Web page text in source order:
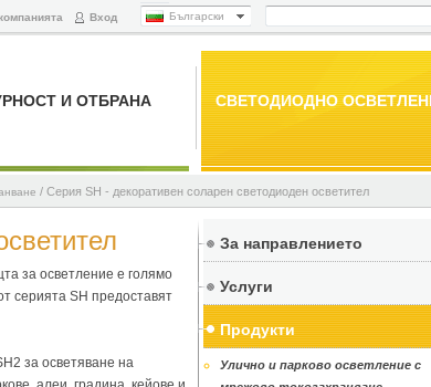
Вход Български
И ОТБРАНА СВЕТОДИОДНО
/ Серия SH - декоративен соларен светодиоден осветител
за осветление е голямо
серията SH предоставят
за осветяване на
За направлението
Услуги
Продукти
Улично и парково осветление с